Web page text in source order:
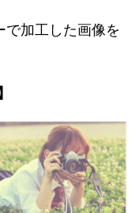
で加工した画像を